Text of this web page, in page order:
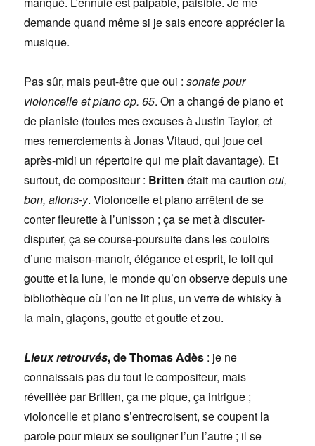
demande quand même si je sais encore apprécier la
musique.
Pas sûr, mais peut-être que oui :sonate pour
violoncelle et piano op. 65. On a changé de piano et
de pianiste (toutes mes excuses à Justin Taylor, et
mes remerciements à Jonas Vitaud, qui joue cet
après-midi un répertoire qui me plaît davantage). Et
surtout, de compositeur : Britten était ma cautionoui,
bon, allons-y. Violoncelle et piano arrêtent de se
conter fleurette à l’unisson ; ça se met à discuter-
disputer, ça se course-poursuite dans les couloirs
d’une maison-manoir, élégance et esprit, le toit qui
goutte et la lune, le monde qu’on observe depuis une
bibliothèque où l’on ne lit plus, un verre de whisky à
la main, glaçons, goutte et goutte et zou.
Lieux retrouvés, de Thomas Adès : je ne
connaissais pas du tout le compositeur, mais
réveillée par Britten, ça me pique, ça intrigue ;
violoncelle et piano s’entrecroisent, se coupent la
parole pour mieux se souligner l’un l’autre ; il se